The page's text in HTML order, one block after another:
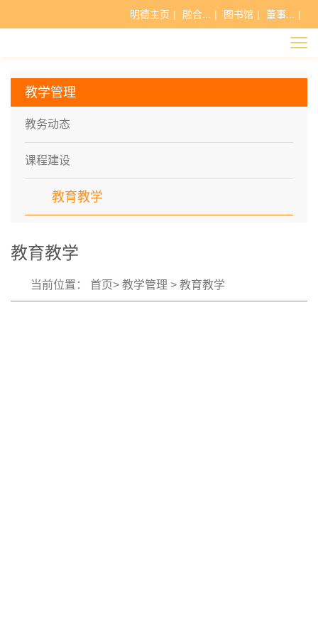
明德主页 | 融合... | 图书馆 | 董事... |
教学管理
教务动态
课程建设
教育教学
教育教学
当前位置： 首页> 教学管理 > 教育教学